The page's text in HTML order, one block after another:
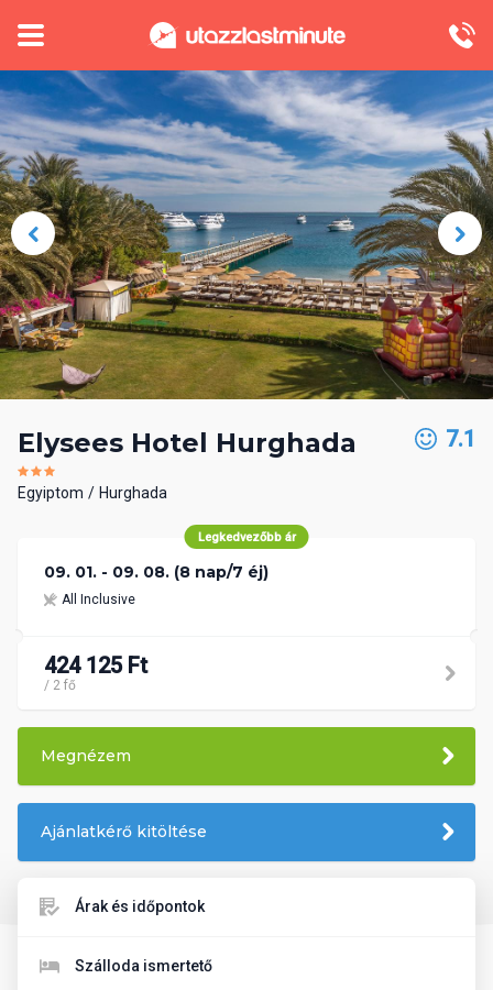
Elysees Hotel Hurghada
Egyiptom Hurghada
7.1
Legkedvezőbb ár
09. 01. - 09. 08. (8 nap/7 éj)
All Inclusive
424 125 Ft
/ 2 fő
Megnézem
Ajánlatkérő kitöltése
Árak és időpontok
Szálloda ismertető